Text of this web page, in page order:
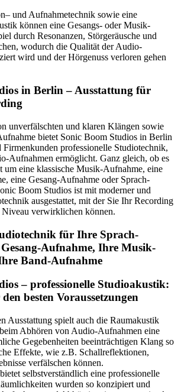
und Aufnahmetechnik sowie eine
können eine Gesangs- oder Musik-
durch Resonanzen, Störgeräusche und
wodurch die Qualität der Audio-
wird und der Hörgenuss verloren gehen
in Berlin – Ausstattung für
unverfälschten und klaren Klängen sowie
bietet Sonic Boom Studios in Berlin
professionelle Studiotechnik,
Aufnahmen ermöglicht. Ganz gleich, ob es
um eine klassische Musik-Aufnahme, eine
eine Gesang-Aufnahme oder Sprach-
Boom Studios ist mit moderner und
ausgestattet, mit der Sie Ihr Recording
verwirklichen können.
für Ihre Sprach-
Aufnahme, Ihre Musik-
Band-Aufnahme
– professionelle Studioakustik:
besten Voraussetzungen
Ausstattung spielt auch die Raumakustik
Abhören von Audio-Aufnahmen eine
Gegebenheiten beeinträchtigen Klang so
Effekte, wie z.B. Schallreflektionen,
verfälschen können.
selbstverständlich eine professionelle
wurden so konzipiert und